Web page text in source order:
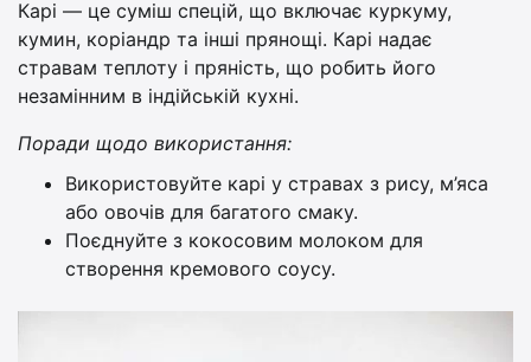
Карі — це суміш спецій, що включає куркуму,
кумин, коріандр та інші прянощі. Карі надає
стравам теплоту і пряність, що робить його
незамінним в індійській кухні.
Поради щодо використання:
Використовуйте карі у стравах з рису, м’яса
або овочів для багатого смаку.
Поєднуйте з кокосовим молоком для
створення кремового соусу.